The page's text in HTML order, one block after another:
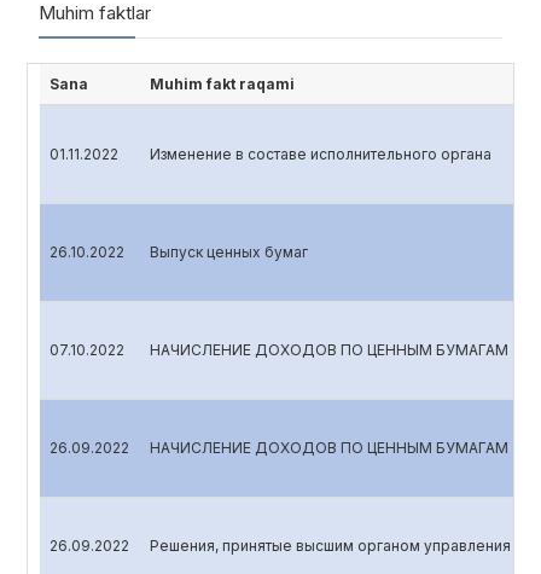
Muhim faktlar
Sana Muhim fakt raqami
01.11.2022 Изменение в составе исполнительного органа
26.10.2022 Выпуск ценных бумаг
07.10.2022 НАЧИСЛЕНИЕ ДОХОДОВ ПО ЦЕННЫМ БУМАГАМ
26.09.2022 НАЧИСЛЕНИЕ ДОХОДОВ ПО ЦЕННЫМ БУМАГАМ
26.09.2022 Решения, принятые высшим органом управления